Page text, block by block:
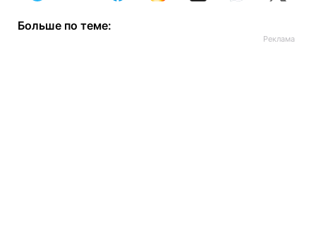
Больше по теме: